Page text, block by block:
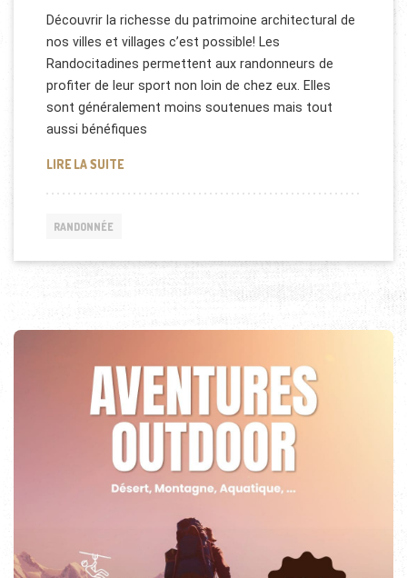
Découvrir la richesse du patrimoine architectural de
nos villes et villages c’est possible! Les
Randocitadines permettent aux randonneurs de
profiter de leur sport non loin de chez eux. Elles
sont généralement moins soutenues mais tout
aussi bénéfiques
LIRE LA SUITECOMMENT RANDONNER EN VILLE
RANDONNÉE